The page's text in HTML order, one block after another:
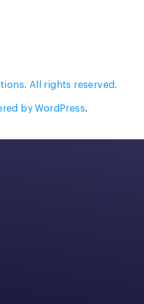
All rights reserved.
by WordPress.